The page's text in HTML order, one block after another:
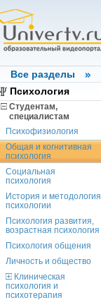
Все разделы
Психология
Студентам,
cпециалистам
Психофизиология
Общая и когнитивная
психология
Социальная
психология
История и методология
психологии
Психология развития,
возрастная психология
Психология общения
Личность и общество
Клиническая
психология и
психотерапия